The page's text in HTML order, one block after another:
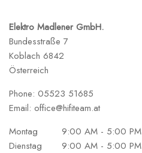
Elektro Madlener GmbH.
Bundesstraße 7
Koblach 6842
Österreich
Phone: 05523 51685
Email: office@hifiteam.at
Montag
9:00 AM - 5:00 PM
Dienstag
9:00 AM - 5:00 PM